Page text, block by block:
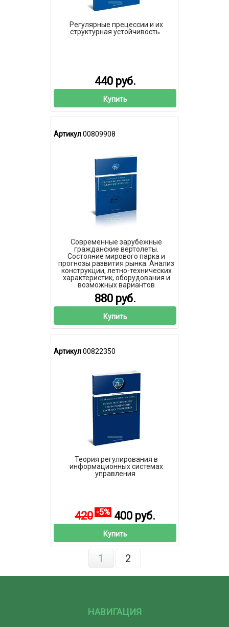
Регулярные прецессии и их
структурная устойчивость
440 руб.
Купить
Артикул00809908
Современные зарубежные
гражданские вертолеты.
Состояние мирового парка и
прогнозы развития рынка. Анализ
конструкции, летно-технических
характеристик, оборудования и
возможных вариантов
применения
880 руб.
Купить
Артикул00822350
Теория регулирования в
информационных системах
управления
420 -5% 400 руб.
Купить
1 2
НАВИГАЦИЯ